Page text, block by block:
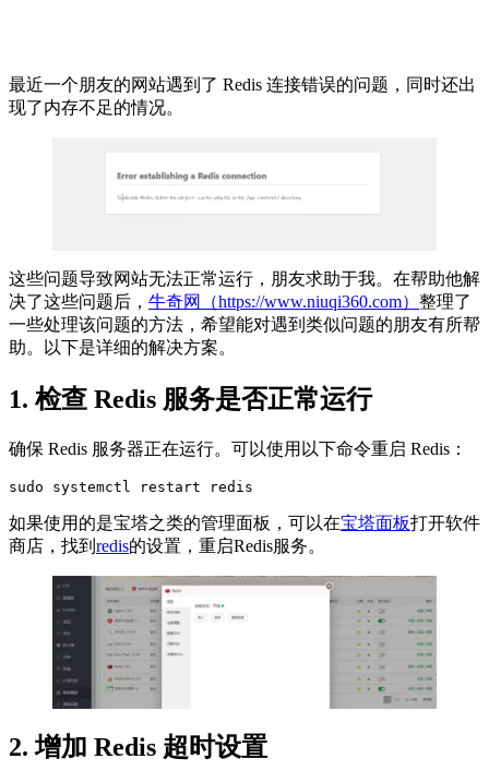
最近一个朋友的网站遇到了 Redis 连接错误的问题，同时还出
现了内存不足的情况。
这些问题导致网站无法正常运行，朋友求助于我。在帮助他解
决了这些问题后， 牛奇网（https://www.niuqi360.com） 整理了
一些处理该问题的方法，希望能对遇到类似问题的朋友有所帮
助。以下是详细的解决方案。
1. 检查 Redis 服务是否正常运行
确保 Redis 服务器正在运行。可以使用以下命令重启 Redis：
如果使用的是宝塔之类的管理面板，可以在宝塔面板打开软件
商店，找到 redis的设置，重启Redis服务。
2. 增加 Redis 超时设置